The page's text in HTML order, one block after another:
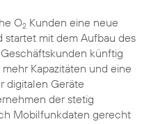
O2 Kunden eine neue
startet mit dem Aufbau des
künftig
Kapazitäten und eine
digitalen Geräte
der stetig
Mobilfunkdaten gerecht